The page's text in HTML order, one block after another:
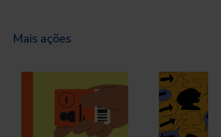
Mais ações